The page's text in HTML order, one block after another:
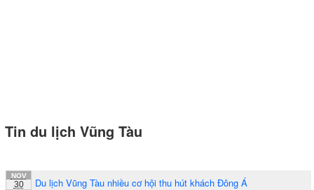
Tin du lịch Vũng Tàu
NOV
30 Du lịch Vũng Tàu nhiều cơ hội thu hút khách Đông Á